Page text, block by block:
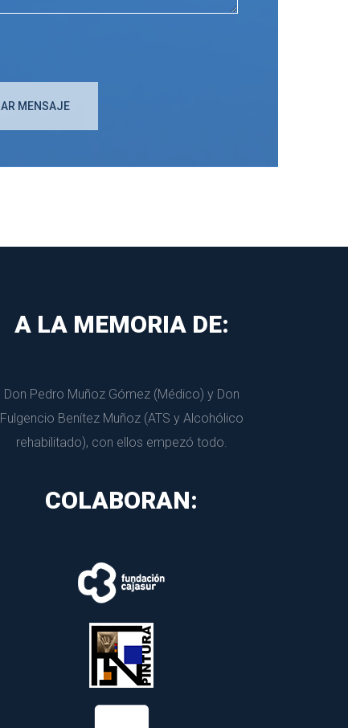
A LA MEMORIA DE:
Don Pedro Muñoz Gómez (Médico) y Don
Fulgencio Benítez Muñoz (ATS y Alcohólico
rehabilitado), con ellos empezó todo.
COLABORAN: